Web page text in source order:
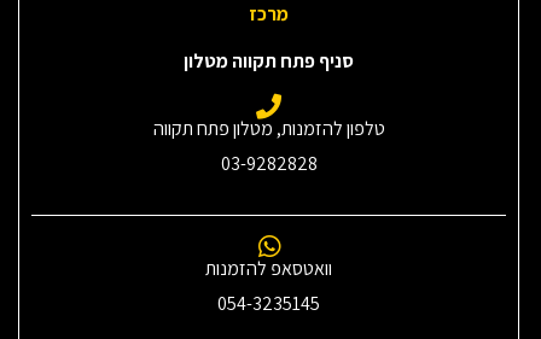
מרכז
סניף פתח תקווה מטלון
טלפון להזמנות, מטלון פתח תקווה
03-9282828
וואטסאפ להזמנות
054-3235145‎